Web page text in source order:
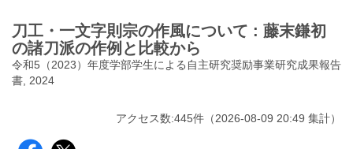
刀工・一文字則宗の作風について : 藤末鎌初
の諸刀派の作例と比較から
令和5（2023）年度学部学生による自主研究奨励事業研究成果報告
書, 2024
アクセス数:445件 （2026-08-09 20:49 集計）